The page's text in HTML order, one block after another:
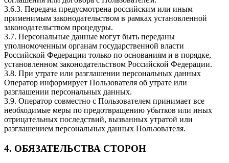
3.6.3. Передача предусмотрена российским или иным
применимым законодательством в рамках установленной
законодательством процедуры.
3.7. Персональные данные могут быть переданы
уполномоченным органам государственной власти
Российской Федерации только по основаниям и в порядке,
установленном законодательством Российской Федерации.
3.8. При утрате или разглашении персональных данных
Оператор информирует Пользователя об утрате или
разглашении персональных данных.
3.9. Оператор совместно с Пользователем принимает все
необходимые меры по предотвращению убытков или иных
отрицательных последствий, вызванных утратой или
разглашением персональных данных Пользователя.
4. ОБЯЗАТЕЛЬСТВА СТОРОН